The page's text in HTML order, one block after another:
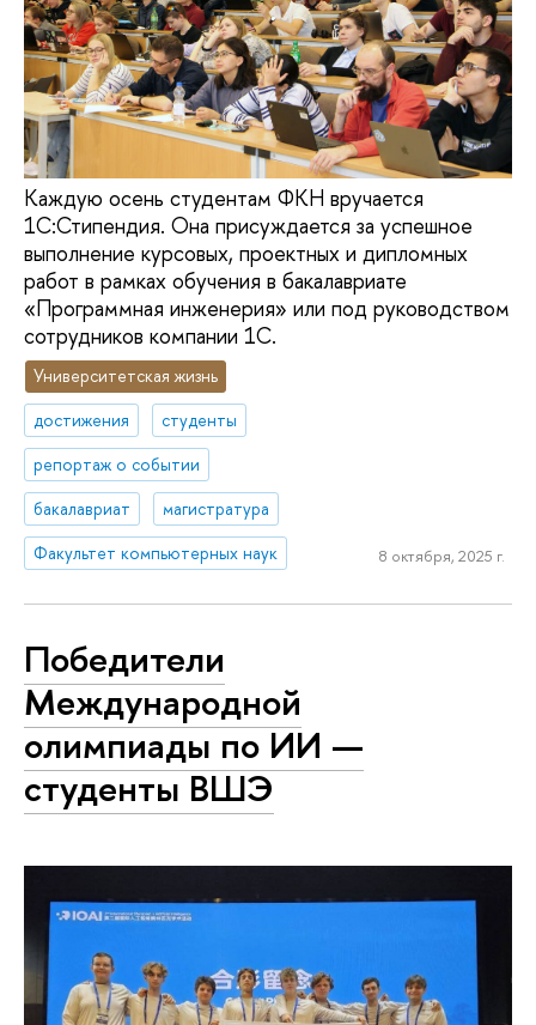
Каждую осень студентам ФКН вручается
1С:Стипендия. Она присуждается за успешное
выполнение курсовых, проектных и дипломных
работ в рамках обучения в бакалавриате
«Программная инженерия» или под руководством
сотрудников компании 1С.
Университетская жизнь
достижения
студенты
репортаж о событии
бакалавриат
магистратура
Факультет компьютерных наук
8 октября, 2025 г.
Победители
Международной
олимпиады по ИИ —
студенты ВШЭ